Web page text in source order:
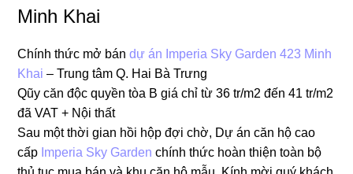
Minh Khai
Chính thức mở bándự án Imperia Sky Garden 423 Minh
Khai – Trung tâm Q. Hai Bà Trưng
Qũy căn độc quyền tòa B giá chỉ từ 36 tr/m2 đến 41 tr/m2
đã VAT + Nội thất
Sau một thời gian hồi hộp đợi chờ, Dự án căn hộ cao
cấp Imperia Sky Garden chính thức hoàn thiện toàn bộ